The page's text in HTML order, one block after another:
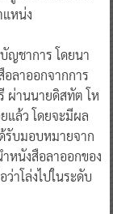
แหน่ง
ญชาการ โดยนา
ลาออกจากการ
ผ่านนายดิสทัต โห
แล้ว โดยจะมีผล
รับมอบหมายจาก
หนังสือลาออกของ
าโล่งไปในระดับ